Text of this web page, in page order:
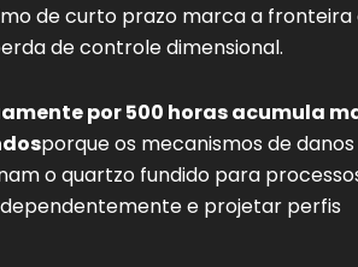
de curto prazo marca a fronteira
de controle dimensional.
por 500 horas acumula
porque os mecanismos de danos
o quartzo fundido para
e projetar perfis